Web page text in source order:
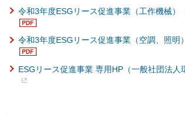
令和3年度ESGリース促進事業（工作機械）
令和3年度ESGリース促進事業（空調、照明
ESGリース促進事業 専用HP（一般社団法人